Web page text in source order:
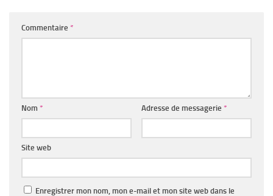
Commentaire *
Nom * Adresse de messagerie *
Site web
Enregistrer mon nom, mon e-mail et mon site web dans le